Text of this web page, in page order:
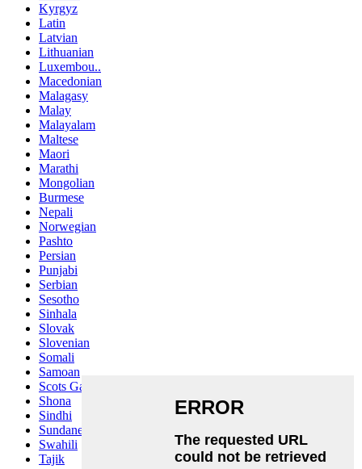
Kyrgyz
Latin
Latvian
Lithuanian
Luxembou..
Macedonian
Malagasy
Malay
Malayalam
Maltese
Maori
Marathi
Mongolian
Burmese
Nepali
Norwegian
Pashto
Persian
Punjabi
Serbian
Sesotho
Sinhala
Slovak
Slovenian
Somali
Samoan
Scots Gaelic
Shona
Sindhi
Sundanese
Swahili
Tajik